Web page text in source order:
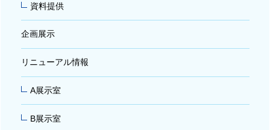
資料提供
企画展示
リニューアル情報
A展示室
B展示室